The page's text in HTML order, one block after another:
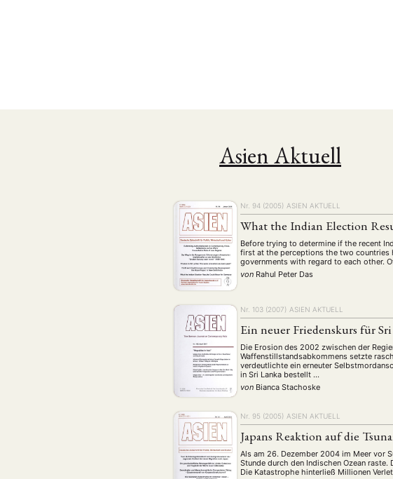
Aktuelles von unseren Mitgliedern
Bildung
Geografie (2) Geschichte
Lecture (94) Literatur (261)
Politik (417) Politikwissenschaften
Recht (20) Religion
Stipendium
Umwelt (45)
MITGLIEDSCHAFT STUDIUM
Asien Aktuell
Nr. 94 (2005) ASIEN AKTUELL
What the Indian Election
Before trying to determine if the recent
first at the perceptions the two
governments with regard to each other.
von Rahul Peter Das
Nr. 103 (2007) ASIEN AKTUELL
Ein neuer Friedenskurs für
Die Erosion des 2002 zwischen der
Waffenstillstandsabkommens setzte
verdeutlichte ein erneuter
in Sri Lanka bestellt …
von Bianca Stachoske
Nr. 95 (2005) ASIEN AKTUELL
Japans Reaktion auf die
Als am 26. Dezember 2004 im Meer vor
Stunde durch den Indischen Ozean
Die Katastrophe hinterließ Millionen